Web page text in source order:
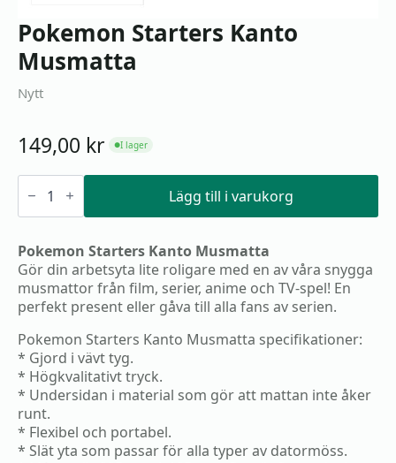
Pokemon Starters Kanto
Musmatta
Nytt
149,00 kr ●I lager
Pokemon
Starters
Musmatta
Lägg till i varukorg
Pokemon Starters Kanto Musmatta
Gör din arbetsyta lite roligare med en av våra snygga
musmattor från film, serier, anime och TV-spel! En
perfekt present eller gåva till alla fans av serien.
Pokemon Starters Kanto Musmatta specifikationer:
* Gjord i vävt tyg.
* Högkvalitativt tryck.
* Undersidan i material som gör att mattan inte åker
runt.
* Flexibel och portabel.
* Slät yta som passar för alla typer av datormöss.